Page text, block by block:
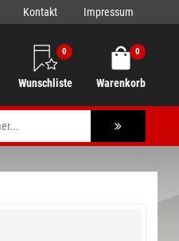
Kontakt Impressum
0
Wunschliste
0
Warenkorb